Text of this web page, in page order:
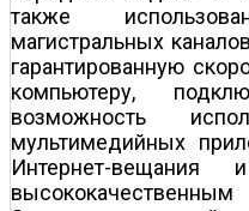
также
магистральных
гарантированную
компьютеру,
возможность
мультимедийных
Интернет-